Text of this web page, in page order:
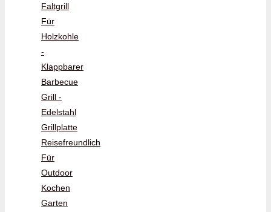
Faltgrill
Für
Holzkohle
-
Klappbarer
Barbecue
Grill -
Edelstahl
Grillplatte
Reisefreundlich
Für
Outdoor
Kochen
Garten